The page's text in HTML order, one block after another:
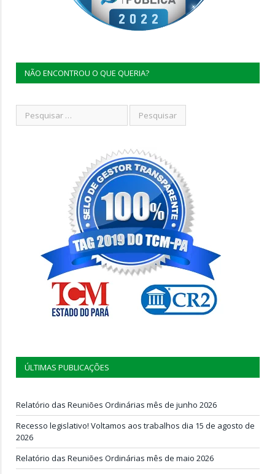
NÃO ENCONTROU O QUE QUERIA?
ÚLTIMAS PUBLICAÇÕES
Relatório das Reuniões Ordinárias mês de junho 2026
Recesso legislativo! Voltamos aos trabalhos dia 15 de agosto de
2026
Relatório das Reuniões Ordinárias mês de maio 2026